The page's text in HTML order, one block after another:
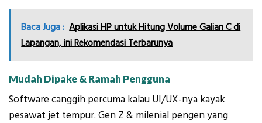
Baca Juga : Aplikasi HP untuk Hitung Volume Galian C di
Lapangan, ini Rekomendasi Terbarunya
Mudah Dipake & Ramah Pengguna
Software canggih percuma kalau UI/UX-nya kayak
pesawat jet tempur. Gen Z & milenial pengen yang